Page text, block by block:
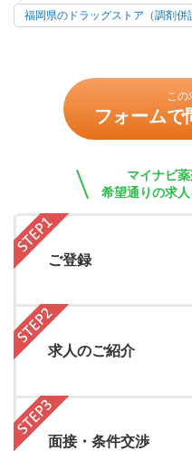
福岡県のドラッグストア（調剤併
この
フォームで
マイナビ
希望通りの求
ご登録
求人のご紹介
面接・条件交渉